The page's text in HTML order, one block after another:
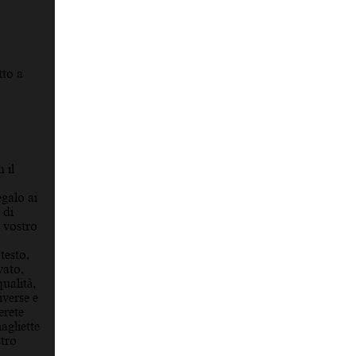
a
il
ai
di
vostro
e